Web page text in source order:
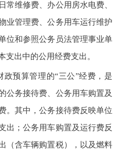
常维修费、办公用房水电费、
业管理费、公务用车运行维护
位和参照公务员法管理事业单
支出中的公用经费支出。
政预算管理的“三公”经费，是
公务接待费、公务用车购置及
。其中，公务接待费反映单位
出；公务用车购置及运行费反
（含车辆购置税），以及燃料